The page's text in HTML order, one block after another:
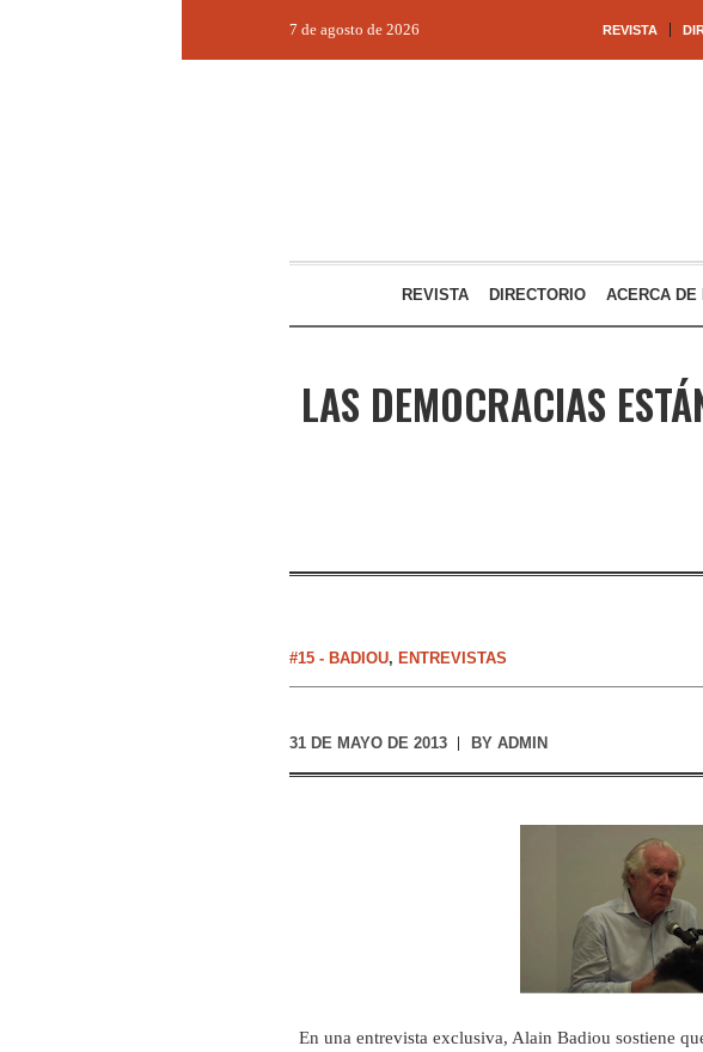
REVISTA
7 de agosto de 2026
REVISTA DIRECTORIO ACERCA DE
LAS DEMOCRACIAS
#15 - BADIOU, ENTREVISTAS
31 DE MAYO DE 2013 BY ADMIN
En una entrevista exclusiva, Alain Badiou sostiene